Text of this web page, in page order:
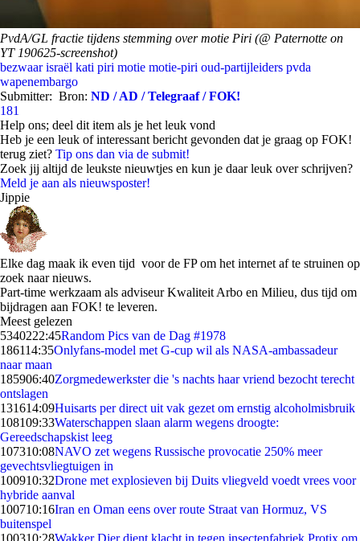
PvdA/GL fractie tijdens stemming over motie Piri (@ Paternotte on
YT 190625-screenshot)
bezwaar israël kati piri motie motie-piri oud-partijleiders pvda
wapenembargo
Submitter: Bron: ND / AD / Telegraaf / FOK!
181
Help ons; deel dit item als je het leuk vond
Heb je een leuk of interessant bericht gevonden dat je graag op FOK!
terug ziet? Tip ons dan via de submit!
Zoek jij altijd de leukste nieuwtjes en kun je daar leuk over schrijven?
Meld je aan als nieuwsposter!
Jippie
Elke dag maak ik even tijd voor de FP om het internet af te struinen op
zoek naar nieuws.
Part-time werkzaam als adviseur Kwaliteit Arbo en Milieu, dus tijd om
bijdragen aan FOK! te leveren.
Meest gelezen
5340222:45Random Pics van de Dag #1978
186114:35Onlyfans-model met G-cup wil als NASA-ambassadeur
naar maan
185906:40Zorgmedewerkster die 's nachts haar vriend bezocht terecht
ontslagen
131614:09Huisarts per direct uit vak gezet om ernstig alcoholmisbruik
108109:33Waterschappen slaan alarm wegens droogte:
Gereedschapskist leeg
107310:08NAVO zet wegens Russische provocatie 250% meer
gevechtsvliegtuigen in
100910:32Drone met explosieven bij Duits vliegveld voedt vrees voor
hybride aanval
100710:16Iran en Oman eens over route Straat van Hormuz, VS
buitenspel
100310:28Wakker Dier dient klacht in tegen insectenfabriek Protix om